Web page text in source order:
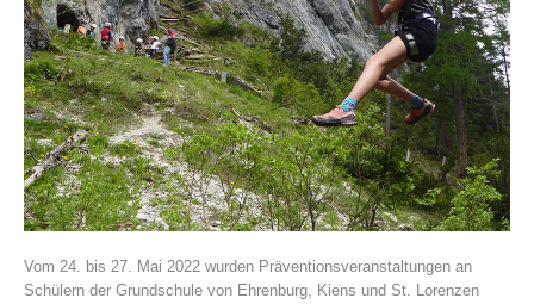
Association History
Vom 24. bis 27. Mai 2022 wurden Präventionsveranstaltungen an
Schülern der Grundschule von Ehrenburg, Kiens und St. Lorenzen